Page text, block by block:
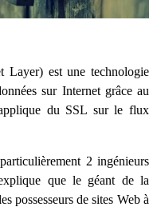
Layer) est une technologie
sur Internet grâce au
du SSL sur le flux
2 ingénieurs
que le géant de la
possesseurs de sites Web à